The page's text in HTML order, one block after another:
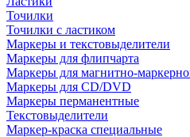
Точилки
Точилки с ластиком
Маркеры и текстовыделители
Маркеры для флипчарта
Маркеры для магнитно-
Маркеры для CD/DVD
Маркеры перманентные
Текстовыделители
Маркер-краска специальные